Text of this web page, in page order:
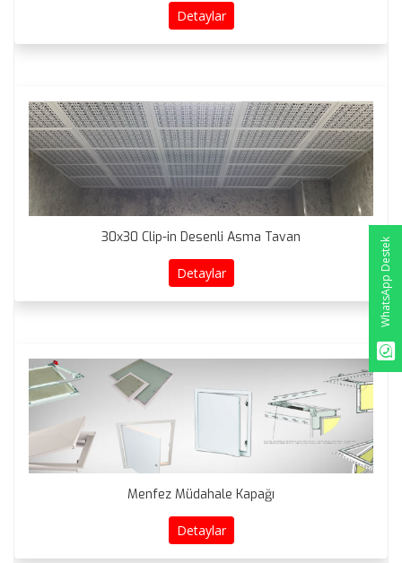
Detaylar
30x30 Clip-in Desenli Asma Tavan
Detaylar
Menfez Müdahale Kapağı
Detaylar
WhatsApp Destek